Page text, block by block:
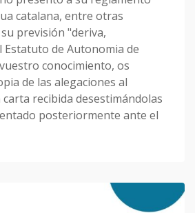
catalana, entre otras
previsión "deriva,
Estatuto de Autonomia de
conocimiento, os
de las alegaciones al
recibida desestimándolas
posteriormente ante el